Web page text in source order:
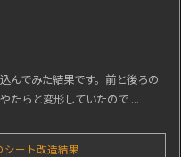
んでみた結果です。前と後ろの
たらと変形していたので ...
ート改造結果